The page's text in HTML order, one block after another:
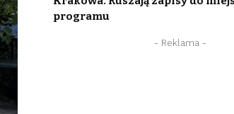
programu
- Reklama -